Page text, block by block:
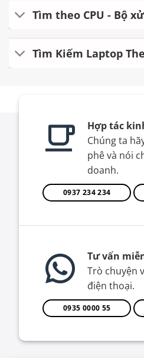
Tìm theo CPU - Bộ
Tìm Kiếm Laptop
Hợp tác
Chúng ta
phê và nói
doanh.
0937 234 234
Tư vấn
Trò chuyện
điện thoại.
0935 0000 55